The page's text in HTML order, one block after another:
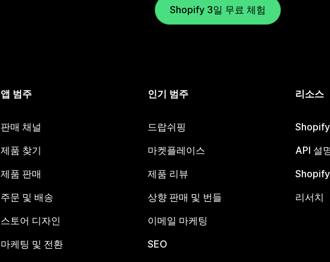
Shopify 3일 무료 체험
앱 범주
판매 채널
제품 찾기
제품 판매
주문 및 배송
스토어 디자인
마케팅 및 전환
인기 범주
드랍쉬핑
마켓플레이스
제품 리뷰
상향 판매 및 번들
이메일 마케팅
SEO
리소스
API 설
리서치